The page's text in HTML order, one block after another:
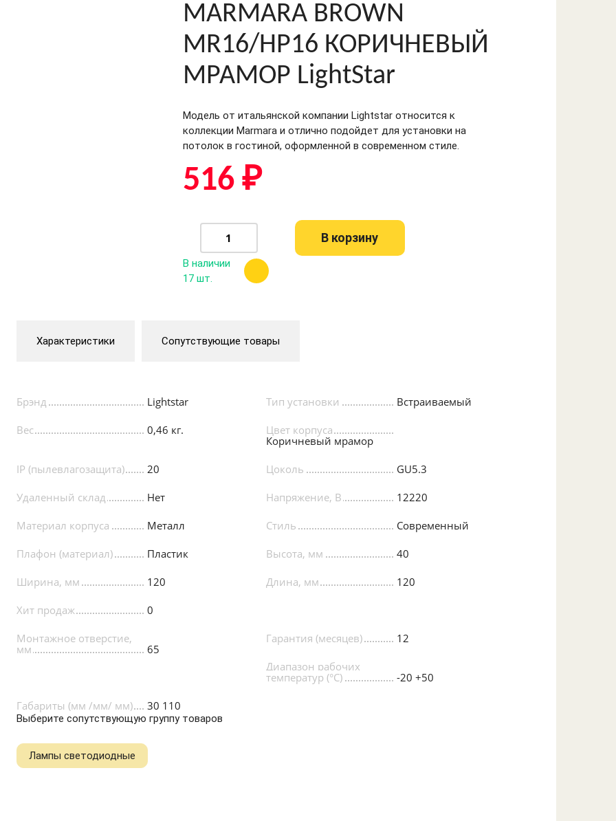
батареях
Подвесные
светильники
MARMARA BROWN
MR16/HP16 КОРИЧНЕВЫЙ
МРАМОР LightStar
Модель от итальянской компании Lightstar относится к
коллекции Marmara и отлично подойдет для установки на
потолок в гостиной, оформленной в современном стиле.
516 ₽
В наличии
17 шт.
Характеристики Сопутствующие товары
Брэнд Lightstar Тип установки Встраиваемый
Вес 0,46 кг.
Цвет корпуса
Коричневый мрамор
IP (пылевлагозащита) 20 Цоколь GU5.3
Удаленный склад Нет Напряжение, В 12220
Материал корпуса Металл Стиль Современный
Плафон (материал) Пластик Высота, мм 40
Ширина, мм 120 Длина, мм 120
Хит продаж 0
Монтажное отверстие,
мм
65
Гарантия (месяцев) 12
Диапазон рабочих
температур (°С)
-20 +50
Габариты (мм /мм/ мм) 30 110
Выберите сопутствующую группу товаров
Лампы светодиодные